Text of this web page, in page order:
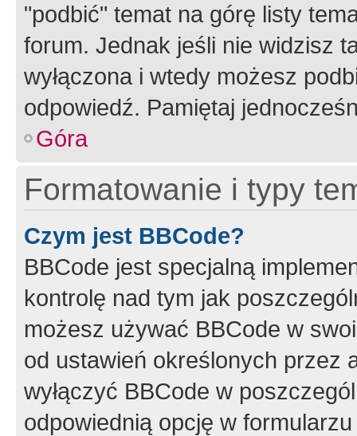
"podbić" temat na górę listy
forum. Jednak jeśli nie widzisz
wyłączona i wtedy możesz
odpowiedź. Pamiętaj
Góra
Formatowanie i typy
Czym jest BBCode?
BBCode jest specjalną
kontrolę nad tym jak
możesz używać BBCode w
od ustawień określonych przez
wyłączyć BBCode w
odpowiednią opcję w